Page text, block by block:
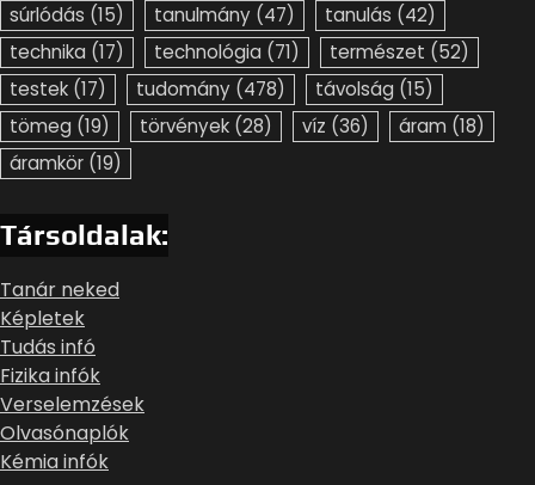
súrlódás (15) tanulmány (47) tanulás (42)
technika (17) technológia (71) természet (52)
testek (17) tudomány (478) távolság (15)
tömeg (19) törvények (28) víz (36) áram (18)
áramkör (19)
Társoldalak:
Tanár neked
Képletek
Tudás infó
Fizika infók
Verselemzések
Olvasónaplók
Kémia infók